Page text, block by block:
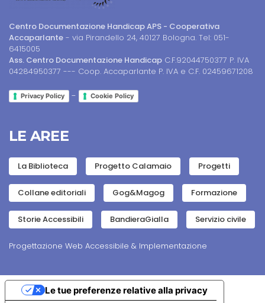
Centro Documentazione Handicap APS - Cooperativa
Accaparlante - via Pirandello 24, 40127 Bologna. Tel: 051-
6415005
Ass. Centro Documentazione Handicap C.F.92044750377 P. IVA
04284950377 --- Coop. Accaparlante P. IVA e C.F. 02459671208
Privacy Policy - Cookie Policy
LE AREE
La Biblioteca Progetto Calamaio Progetti
Collane editoriali Gog&Magog Formazione
Storie Accessibili BandieraGialla Servizio civile
Progettazione Web Accessibile & Implementazione
Le tue preferenze relative alla privacy